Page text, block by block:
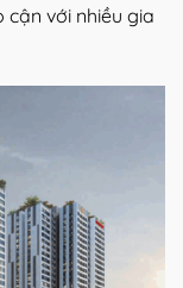
cận với nhiều gia